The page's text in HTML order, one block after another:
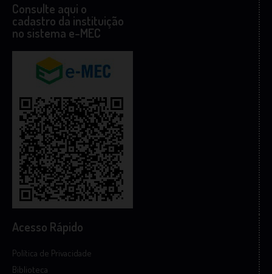
Consulte aqui o
cadastro da instituição
no sistema e-MEC
Acesso Rápido
Política de Privacidade
Biblioteca